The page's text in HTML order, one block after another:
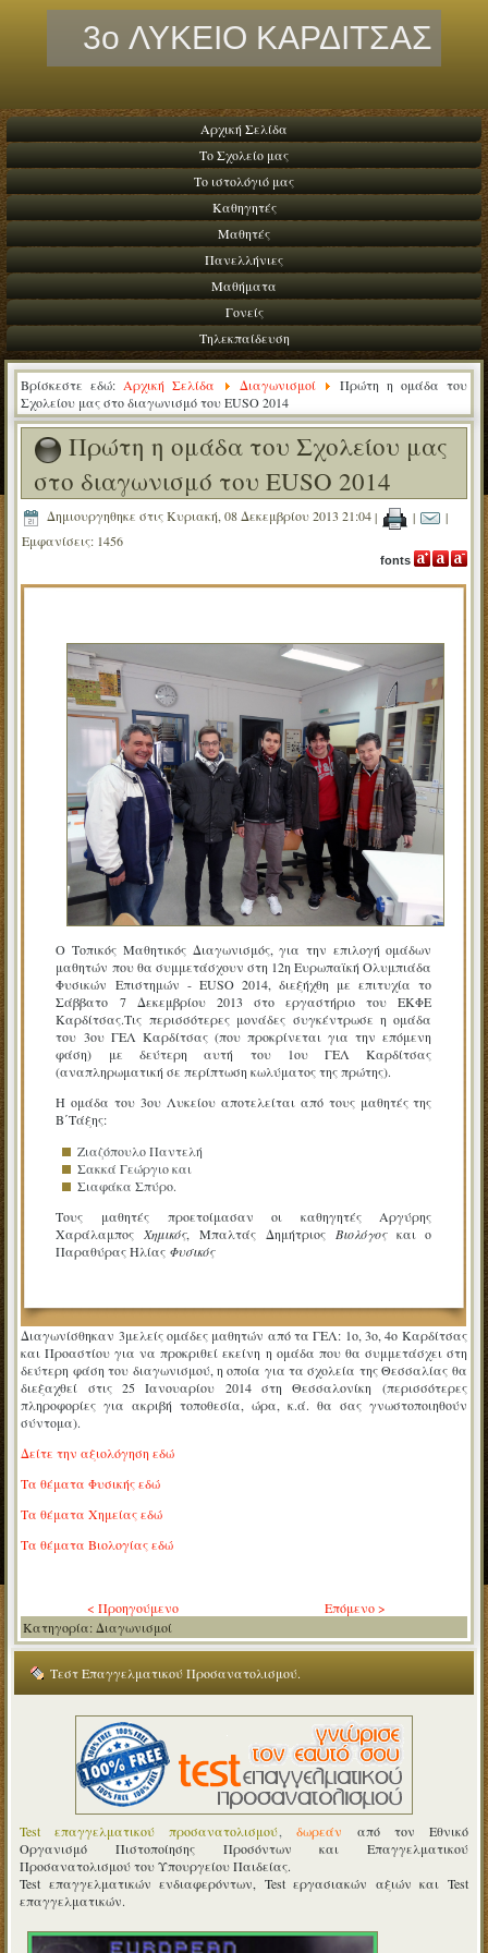
3o ΛΥΚΕΙΟ ΚΑΡΔΙΤΣΑΣ
Αρχική Σελίδα
Το Σχολείο μας
Το ιστολόγιό μας
Καθηγητές
Μαθητές
Πανελλήνιες
Μαθήματα
Γονείς
Τηλεκπαίδευση
Βρίσκεστε εδώ: Αρχική Σελίδα Διαγωνισμοί
Πρώτη η ομάδα του
Σχολείου μας στο διαγωνισμό του EUSO 2014
Πρώτη η ομάδα του Σχολείου μας
στο διαγωνισμό του EUSO 2014
Δημιουργηθηκε στις Κυριακή, 08 Δεκεμβρίου 2013 21:04| |
|
Εμφανίσεις: 1456
fonts
O Τοπικός Μαθητικός Διαγωνισμός, για την επιλογή ομάδων
μαθητών που θα συμμετάσχουν στη 12η Ευρωπαϊκή Ολυμπιάδα
Φυσικών Επιστημών - EUSO 2014, διεξήχθη με επιτυχία το
Σάββατο 7 Δεκεμβρίου 2013 στο εργαστήριο του ΕΚΦΕ
Καρδίτσας.Τις περισσότερες μονάδες συγκέντρωσε η ομάδα
του 3ου ΓΕΛ Καρδίτσας (που προκρίνεται για την επόμενη
φάση) με δεύτερη αυτή του 1ου ΓΕΛ Καρδίτσας
(αναπληρωματική σε περίπτωση κωλύματος της πρώτης).
Η ομάδα του 3ου Λυκείου αποτελείται από τους μαθητέςτης
Β΄Τάξης:
Ζιαζόπουλο Παντελή
Σακκά Γεώργιο και
Σιαφάκα Σπύρο.
Τους μαθητές προετοίμασαν οι καθηγητές Αργύρης
ΧαράλαμποςΧημικός, Μπαλτάς Δημήτριος Βιολόγοςκαι ο
Παραθύρας Ηλίας Φυσικός
Διαγωνίσθηκαν 3μελείς ομάδες μαθητών από τα ΓΕΛ: 1ο, 3ο, 4ο Καρδίτσας
και Προαστίου για να προκριθεί εκείνη η ομάδα που θα συμμετάσχει στη
δεύτερη φάση του διαγωνισμού, η οποία για τα σχολεία της Θεσσαλίας θα
διεξαχθεί στις 25 Ιανουαρίου 2014 στη Θεσσαλονίκη (περισσότερες
πληροφορίες για ακριβή τοποθεσία, ώρα, κ.ά. θα σας γνωστοποιηθούν
σύντομα).
Δείτε την αξιολόγηση εδώ
Τα θέματα Φυσικής εδώ
Τα θέματα Χημείας εδώ
Τα θέματα Βιολογίας εδώ
AdmirorFrames 2.0, author/sVasiljevski&Kekeljevic.
< Προηγούμενο
Επόμενο >
Κατηγορία: Διαγωνισμοί
Τεστ Επαγγελματικού Προσανατολισμού.
Test επαγγελματικού προσανατολισμού δωρεάν από τον Εθνικό
Οργανισμό Πιστοποίησης Προσόντων και Επαγγελματικού
Προσανατολισμού του Υπουργείου Παιδείας.
Test επαγγελματικών ενδιαφερόντων, Test εργασιακών αξιών και Test
επαγγελματικών.